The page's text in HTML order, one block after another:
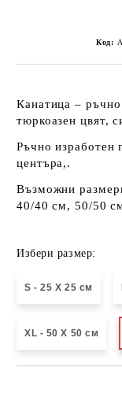
Код:
Канатица – ръчно
тюркоазен цвят,
Ръчно изработен
центъра,.
Възможни
40/40 см, 50/50
Избери размер:
S - 25 X 25 см
XL - 50 X 50 см